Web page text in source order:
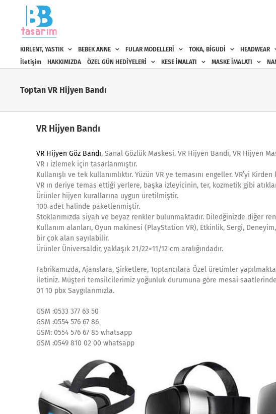
content
KIRLENT, YASTIK BEBEK ANNE FULAR MODELLERİ TOKA, BİGUDİ HEADWEAR
İletişim
HAKKIMIZDA ÖZEL GÜN HEDİYELERİ KESE İMALATI MASKE İMALATI
Toptan VR Hijyen Bandı
VR Hijyen Bandı
VR Hijyen Göz Bandı, Sanal Gözlük Maskesi, VR Hijyen Bandı, VR Hijyen
VR ı izlemek için tasarlanmıştır.
Kullanışlı ve tek kullanımlıktır. Yüzün VR ye temasını engeller. VR’yi Kirden
VR ın deriye temas ettiği yerlere, başka izleyicinin, ter, kozmetik gibi
Ürünler hijyen kurallarına uygun üretilmiştir.
100 adet halinde paketlenmiştir.
Stoklarımızda siyah ve beyaz renkler bulunmaktadır. Diledğinizde diğer
Kullanım alanları, Oyun makinesi (PlayStation VR), Etkinlik, Sergi,
bir çok alan sayılabilir.
Ürünler Üniversaldir, yaklaşık 21/22×11/12 cm aralığındadır.
Fabrikamızda, Ajanslara, Şirketlere, Toptancılara Özel üretimler
iletiniz. Müşteri temsilcilerimiz yoğunluk durumuna göre mesai
01 10 pbx Saygılarımızla.
GSM :0533 377 63 50
GSM :0554 576 67 86
GSM: 0554 576 67 85 whatsapp
GSM :0549 810 02 00 whatsapp